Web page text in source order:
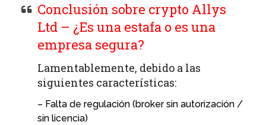
Conclusión sobre crypto Allys
Ltd – ¿Es una estafa o es una
empresa segura?
Lamentablemente, debido a las
siguientes características:
– Falta de regulación (broker sin autorización /
sin licencia)